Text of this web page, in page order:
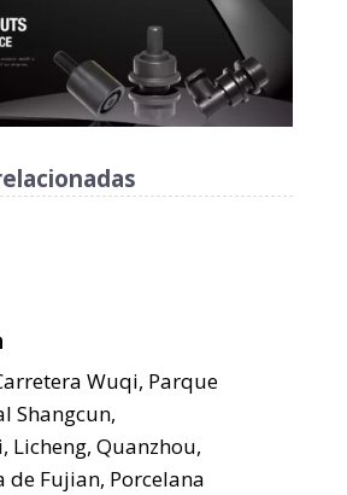
Wuqi, Parque
Shangcun,
Licheng, Quanzhou,
de Fujian, Porcelana